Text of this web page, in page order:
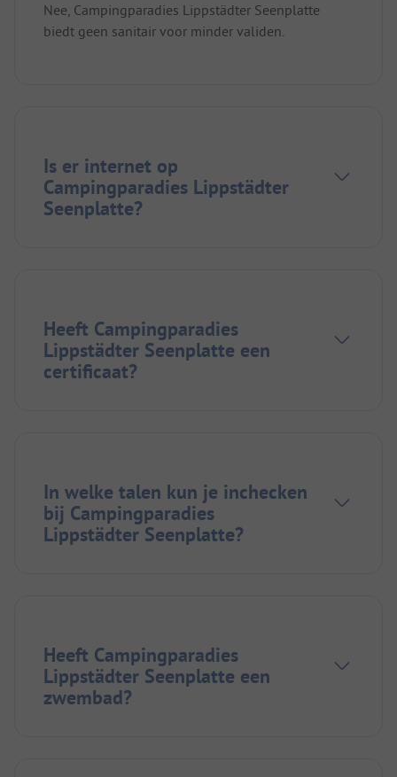
Nee, Campingparadies Lippstädter Seenplatte
biedt geen sanitair voor minder validen.
Is er internet op
Campingparadies Lippstädter
Seenplatte?
Heeft Campingparadies
Lippstädter Seenplatte een
certificaat?
In welke talen kun je inchecken
bij Campingparadies
Lippstädter Seenplatte?
Heeft Campingparadies
Lippstädter Seenplatte een
zwembad?